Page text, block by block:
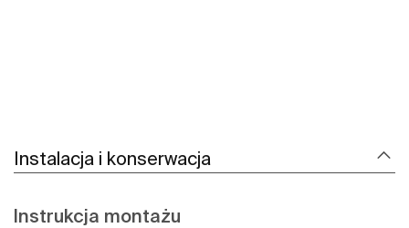
Instalacja i konserwacja
Instrukcja montażu